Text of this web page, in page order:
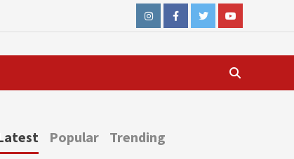
InstagramFacebookTwitterYoutube
Popular Trending